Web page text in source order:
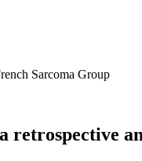
Sarcoma Group
retrospective